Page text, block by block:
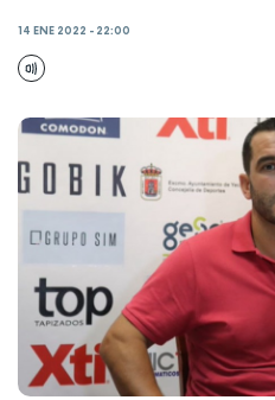
14 ENE 2022 - 22:00